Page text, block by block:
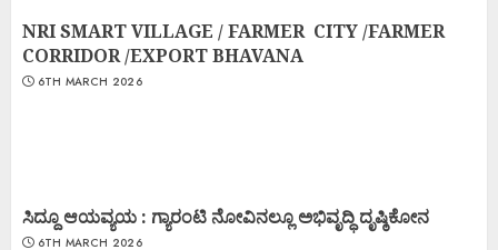
NRI SMART VILLAGE / FARMER CITY /FARMER
CORRIDOR /EXPORT BHAVANA
6TH MARCH 2026
ಸಿದ್ದೂ ಆಯವ್ಯಯ : ಗ್ಯಾರಂಟಿ ನೋವಿನಲ್ಲೂ ಅಭಿವೃದ್ಧಿ ದೃಷ್ಠಿಕೋನ
6TH MARCH 2026